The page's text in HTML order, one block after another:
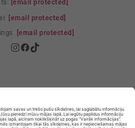
[email protected]
[email protected]
[email protected]
Iestatījumi
lietošanas noteikumi